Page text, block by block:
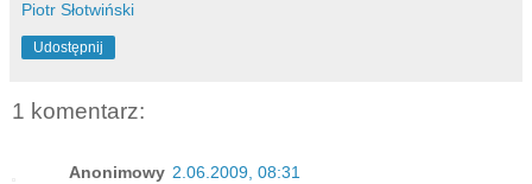
Piotr Słotwiński
Udostępnij
1 komentarz:
Anonimowy 2.06.2009, 08:31